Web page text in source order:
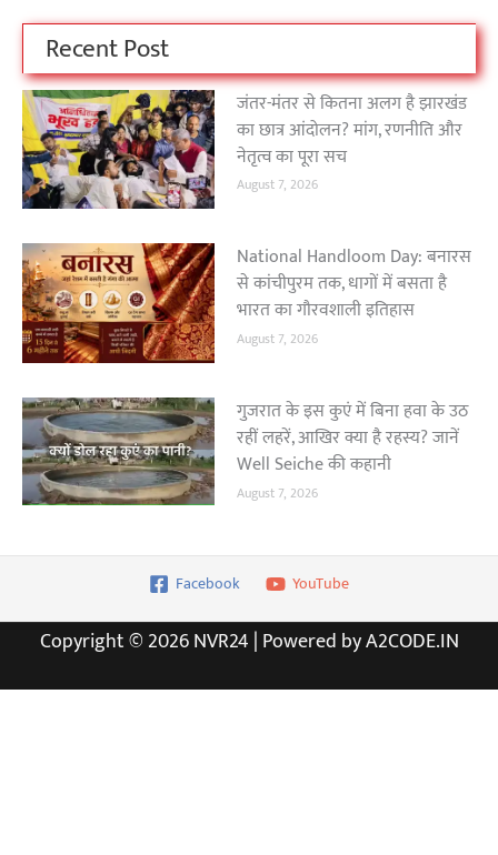
Recent Post
जंतर-मंतर से कितना अलग है झारखंड
का छात्र आंदोलन? मांग, रणनीति और
नेतृत्व का पूरा सच
August 7, 2026
National Handloom Day: बनारस
से कांचीपुरम तक, धागों में बसता है
भारत का गौरवशाली इतिहास
August 7, 2026
गुजरात के इस कुएं में बिना हवा के उठ
रहीं लहरें, आखिर क्या है रहस्य? जानें
Well Seiche की कहानी
August 7, 2026
Facebook YouTube
Copyright © 2026 NVR24 | Powered by A2CODE.IN